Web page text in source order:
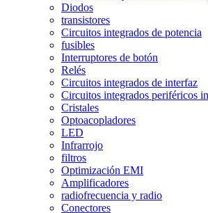
Diodos
transistores
Circuitos integrados de potencia
fusibles
Interruptores de botón
Relés
Circuitos integrados de interfaz
Circuitos integrados periféricos
Cristales
Optoacopladores
LED
Infrarrojo
filtros
Optimización EMI
Amplificadores
radiofrecuencia y radio
Conectores